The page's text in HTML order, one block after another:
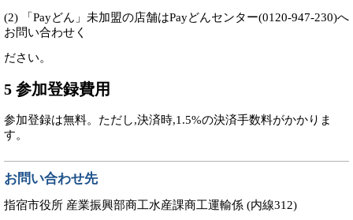
(2) 「Payどん」未加盟の店舗はPayどんセンター(0120-947-230)へ
お問い合わせく
ださい。
5 参加登録費用
参加登録は無料。ただし,決済時,1.5%の決済手数料がかかりま
す。
お問い合わせ先
指宿市役所 産業振興部商工水産課商工運輸係 (内線312)